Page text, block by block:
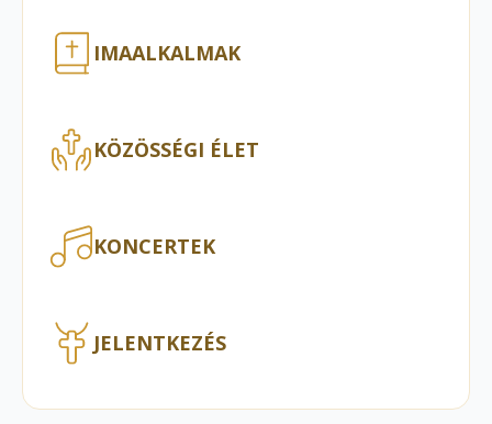
IMAALKALMAK
KÖZÖSSÉGI ÉLET
KONCERTEK
JELENTKEZÉS